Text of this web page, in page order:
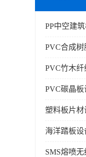
PP中空建
PVC合成
PVC碳晶板
塑料板片材
海洋踏板设
SMS熔喷